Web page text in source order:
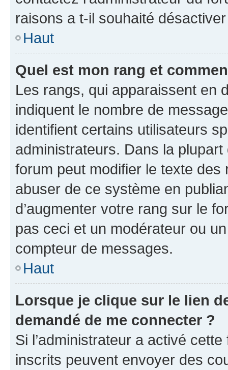
raisons a t-il souhaité
Haut
Quel est mon rang et
Les rangs, qui apparaissent en
indiquent le nombre de
identifient certains utilisateurs
administrateurs. Dans la
forum peut modifier le texte
abuser de ce système en
d’augmenter votre rang sur le
pas ceci et un modérateur ou
compteur de messages.
Haut
Lorsque je clique sur le lien
demandé de me connecter ?
Si l’administrateur a activé
inscrits peuvent envoyer des